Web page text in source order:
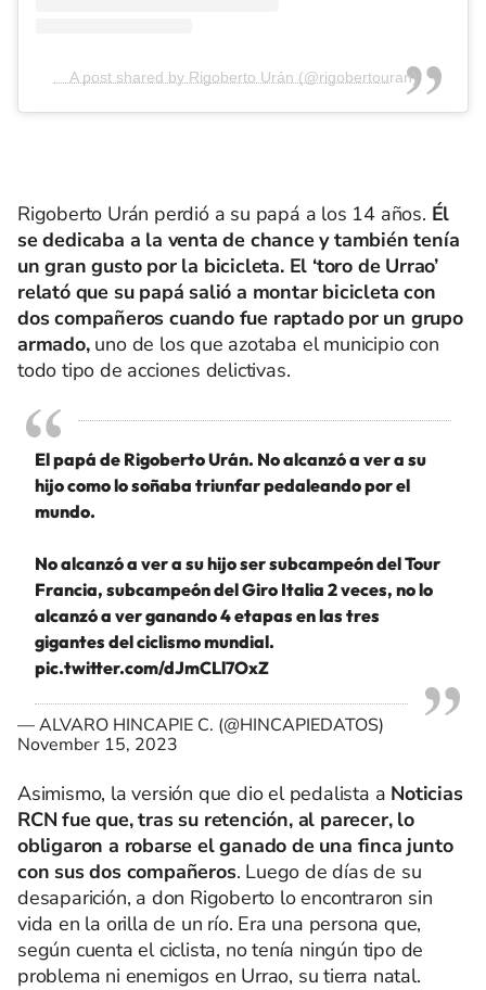
A post shared by Rigoberto Urán (@rigobertouran)
Rigoberto Urán perdió a su papá a los 14 años. Él
se dedicaba a la venta de chance y también tenía
un gran gusto por la bicicleta. El ‘toro de Urrao’
relató que su papá salió a montar bicicleta con
dos compañeros cuando fue raptado por un grupo
armado,uno de los que azotaba el municipio con
todo tipo de acciones delictivas.
El papá de Rigoberto Urán. No alcanzó a ver a su
hijo como lo soñaba triunfar pedaleando por el
mundo.
No alcanzó a ver a su hijo ser subcampeón del Tour
Francia, subcampeón del Giro Italia 2 veces, no lo
alcanzó a ver ganando 4 etapas en las tres
gigantes del ciclismo mundial.
pic.twitter.com/dJmCLl7OxZ
— ALVARO HINCAPIE C. (@HINCAPIEDATOS)
November 15, 2023
Asimismo, la versión que dio el pedalista a Noticias
RCN fue que, tras su retención, al parecer, lo
obligaron a robarse el ganado de una finca junto
con sus dos compañeros. Luego de días de su
desaparición, a don Rigoberto lo encontraron sin
vida en la orilla de un río. Era una persona que,
según cuenta el ciclista, no tenía ningún tipo de
problema ni enemigos en Urrao, su tierra natal.